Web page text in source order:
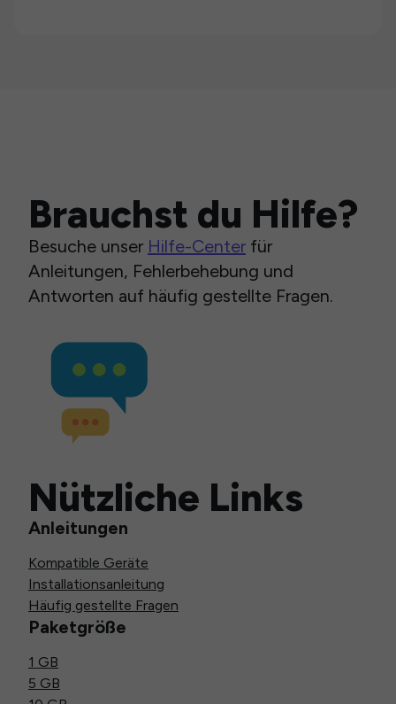
Brauchst du Hilfe?
Besuche unser Hilfe-Center für
Anleitungen, Fehlerbehebung und
Antworten auf häufig gestellte Fragen.
Nützliche Links
Anleitungen
Kompatible Geräte
Installationsanleitung
Häufig gestellte Fragen
Paketgröße
1 GB
5 GB